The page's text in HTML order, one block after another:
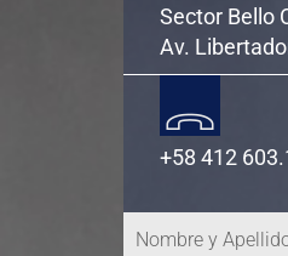
Sector Bello
Av.
+58 412